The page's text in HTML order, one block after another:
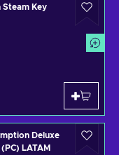
Steam Key
Deluxe
LATAM